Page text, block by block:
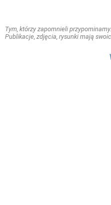
Tym, którzy zapomnieli
Publikacje, zdjęcia, rysunki mają